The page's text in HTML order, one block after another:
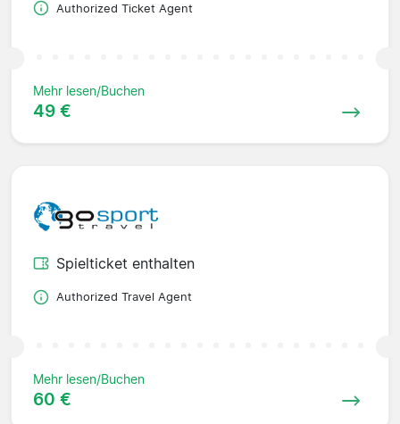
Authorized Ticket Agent
Mehr lesen/Buchen
49 €
Spielticket enthalten
Authorized Travel Agent
Mehr lesen/Buchen
60 €